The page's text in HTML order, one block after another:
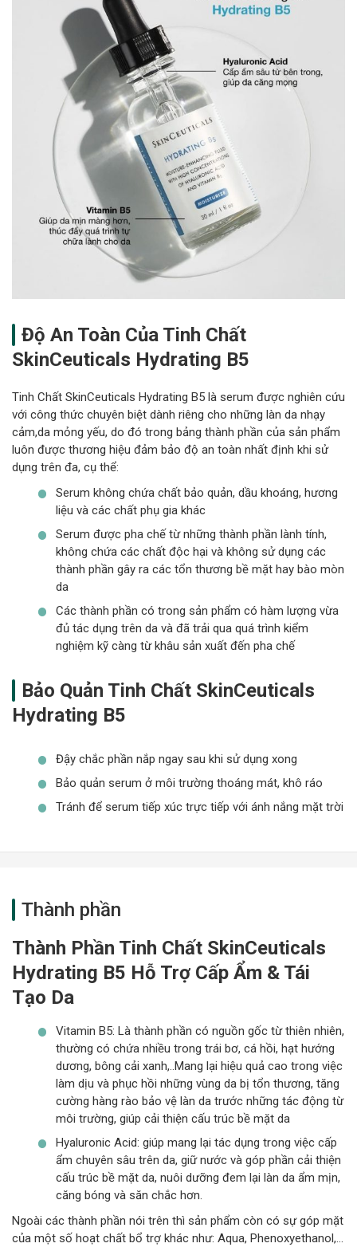
Độ An Toàn Của Tinh Chất
SkinCeuticals Hydrating B5
Tinh Chất SkinCeuticals Hydrating B5 là serum được nghiên cứu
với công thức chuyên biệt dành riêng cho những làn da nhạy
cảm,da mỏng yếu, do đó trong bảng thành phần của sản phẩm
luôn được thương hiệu đảm bảo độ an toàn nhất định khi sử
dụng trên đa, cụ thể:
Serum không chứa chất bảo quản, dầu khoáng, hương
liệu và các chất phụ gia khác
Serum được pha chế từ những thành phần lành tính,
không chứa các chất độc hại và không sử dụng các
thành phần gây ra các tổn thương bề mặt hay bào mòn
da
Các thành phần có trong sản phẩm có hàm lượng vừa
đủ tác dụng trên da và đã trải qua quá trình kiểm
nghiệm kỹ càng từ khâu sản xuất đến pha chế
Bảo Quản Tinh Chất SkinCeuticals
Hydrating B5
Đậy chắc phần nắp ngay sau khi sử dụng xong
Bảo quản serum ở môi trường thoáng mát, khô ráo
Tránh để serum tiếp xúc trực tiếp với ánh nắng mặt trời
Thành phần
Thành Phần Tinh Chất SkinCeuticals
Hydrating B5 Hỗ Trợ Cấp Ẩm & Tái
Tạo Da
Vitamin B5: Là thành phần có nguồn gốc từ thiên nhiên,
thường có chứa nhiều trong trái bơ, cá hồi, hạt hướng
dương, bông cải xanh,..Mang lại hiệu quả cao trong việc
làm dịu và phục hồi những vùng da bị tổn thương, tăng
cường hàng rào bảo vệ làn da trước những tác động từ
môi trường, giúp cải thiện cấu trúc bề mặt da
Hyaluronic Acid: giúp mang lại tác dụng trong việc cấp
ẩm chuyên sâu trên da, giữ nước và góp phần cải thiện
cấu trúc bề mặt da, nuôi dưỡng đem lại làn da ẩm mịn,
căng bóng và săn chắc hơn.
Ngoài các thành phần nói trên thì sản phẩm còn có sự góp mặt
của một số hoạt chất bổ trợ khác như: Aqua, Phenoxyethanol,…